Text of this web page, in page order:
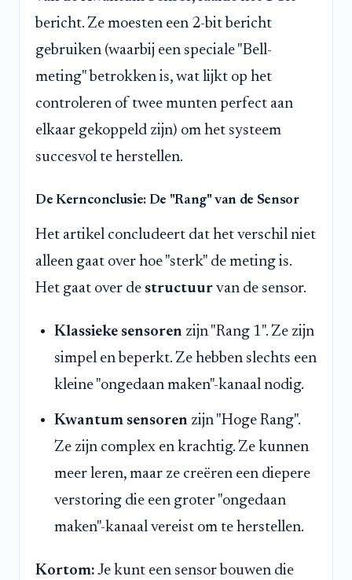
bericht. Ze moesten een 2-bit bericht
gebruiken (waarbij een speciale "Bell-
meting" betrokken is, wat lijkt op het
controleren of twee munten perfect aan
elkaar gekoppeld zijn) om het systeem
succesvol te herstellen.
De Kernconclusie: De "Rang" van de Sensor
Het artikel concludeert dat het verschil niet
alleen gaat over hoe "sterk" de meting is.
Het gaat over de structuur van de sensor.
Klassieke sensoren zijn "Rang 1". Ze zijn
simpel en beperkt. Ze hebben slechts een
kleine "ongedaan maken"-kanaal nodig.
Kwantum sensoren zijn "Hoge Rang".
Ze zijn complex en krachtig. Ze kunnen
meer leren, maar ze creëren een diepere
verstoring die een groter "ongedaan
maken"-kanaal vereist om te herstellen.
Kortom: Je kunt een sensor bouwen die